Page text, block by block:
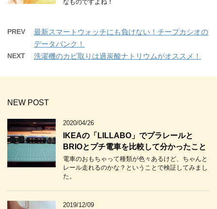
なものですよね！
PREV
最新スマートウォッチにも負けない！チープカシオの
データバンク！
NEXT 洗濯機のカビ取りは過炭酸ナトリウムがオススメ！
NEW POST
2020/04/26
IKEAの「LILLABO」でプラレールと
BRIOとプチ電車を比較して分かったこと
電車のおもちゃって種類が色々あるけど、ちゃんと
レール走れるのかな？ということで検証してみまし
た。
2019/12/09